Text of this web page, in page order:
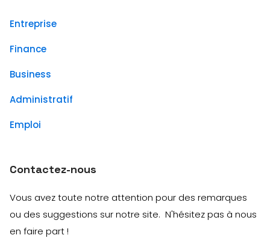
Entreprise
Finance
Business
Administratif
Emploi
Contactez-nous
Vous avez toute notre attention pour des remarques
ou des suggestions sur notre site. N'hésitez pas à nous
en faire part !